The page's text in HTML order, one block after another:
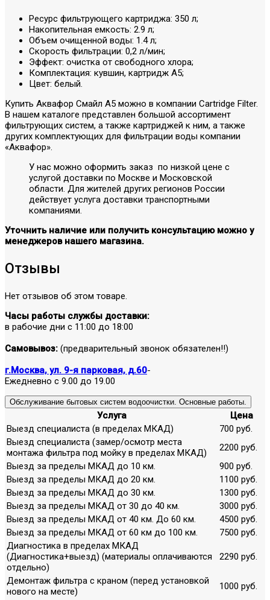
Ресурс фильтрующего картриджа: 350 л;
Накопительная емкость: 2.9 л;
Объем очищенной воды: 1.4 л;
Скорость фильтрации: 0,2 л/мин;
Эффект: очистка от свободного хлора;
Комплектация: кувшин, картридж А5;
Цвет: белый.
Купить Аквафор Смайл А5 можно в компании Cartridge Filter.
В нашем каталоге представлен большой ассортимент
фильтрующих систем, а также картриджей к ним, а также
других комплектующих для фильтрации воды компании
«Аквафор».
У нас можно оформить заказ по низкой цене с
услугой доставки по Москве и Московской
области. Для жителей других регионов России
действует услуга доставки транспортными
компаниями.
Уточнить наличие или получить консультацию можно у
менеджеров нашего магазина.
Отзывы
Нет отзывов об этом товаре.
Часы работы службы доставки:
в рабочие дни с 11:00 до 18:00
Самовывоз: (предварительный звонок обязателен!!)
г.Москва, ул. 9-я парковая, д.60-
Ежедневно с 9.00 до 19.00
Обслуживание бытовых систем водоочистки. Основные работы.
Услуга
Цена
Выезд специалиста (в пределах МКАД)
700 руб.
Выезд специалиста (замер/осмотр места
монтажа фильтра под мойку в пределах МКАД)
2200 руб.
Выезд за пределы МКАД до 10 км.
900 руб.
Выезд за пределы МКАД до 20 км.
1100 руб.
Выезд за пределы МКАД до 30 км.
1300 руб.
Выезд за пределы МКАД от 30 до 40 км.
3000 руб.
Выезд за пределы МКАД от 40 км. До 60 км.
4500 руб.
Выезд за пределы МКАД от 60 км до 100 км.
7500 руб.
Диагностика в пределах МКАД
(Диагностика+выезд) (материалы оплачиваются
отдельно)
2290 руб.
Демонтаж фильтра с краном (перед установкой
нового на месте)
1000 руб.